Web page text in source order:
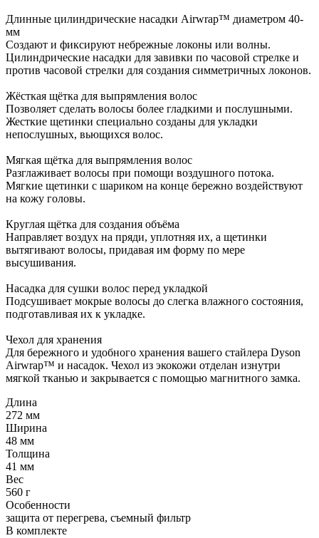
Длинные цилиндрические насадки Airwrap™ диаметром 40-
мм
Создают и фиксируют небрежные локоны или волны.
Цилиндрические насадки для завивки по часовой стрелке и
против часовой стрелки для создания симметричных локонов.
Жёсткая щётка для выпрямления волос
Позволяет сделать волосы более гладкими и послушными.
Жесткие щетинки специально созданы для укладки
непослушных, вьющихся волос.
Мягкая щётка для выпрямления волос
Разглаживает волосы при помощи воздушного потока.
Мягкие щетинки с шариком на конце бережно воздействуют
на кожу головы.
Круглая щётка для создания объёма
Направляет воздух на пряди, уплотняя их, а щетинки
вытягивают волосы, придавая им форму по мере
высушивания.
Насадка для сушки волос перед укладкой
Подсушивает мокрые волосы до слегка влажного состояния,
подготавливая их к укладке.
Чехол для хранения
Для бережного и удобного хранения вашего стайлера Dyson
Airwrap™ и насадок. Чехол из экокожи отделан изнутри
мягкой тканью и закрывается с помощью магнитного замка.
Длина
272 мм
Ширина
48 мм
Толщина
41 мм
Вес
560 г
Особенности
защита от перегрева, съемный фильтр
В комплекте